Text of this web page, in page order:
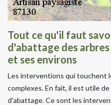
Tout ce qu'il faut
d'abattage des arbres
et ses environs
Les interventions qui touchent
complexes. En fait, il est utile
d'abattage. Ce sont les